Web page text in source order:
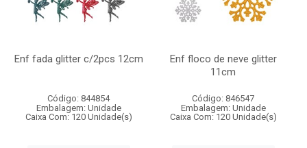
Enf fada glitter c/2pcs 12cm
Código: 844854
Embalagem: Unidade
Caixa Com: 120 Unidade(s)
Enf floco de neve glitter
11cm
Código: 846547
Embalagem: Unidade
Caixa Com: 120 Unidade(s)